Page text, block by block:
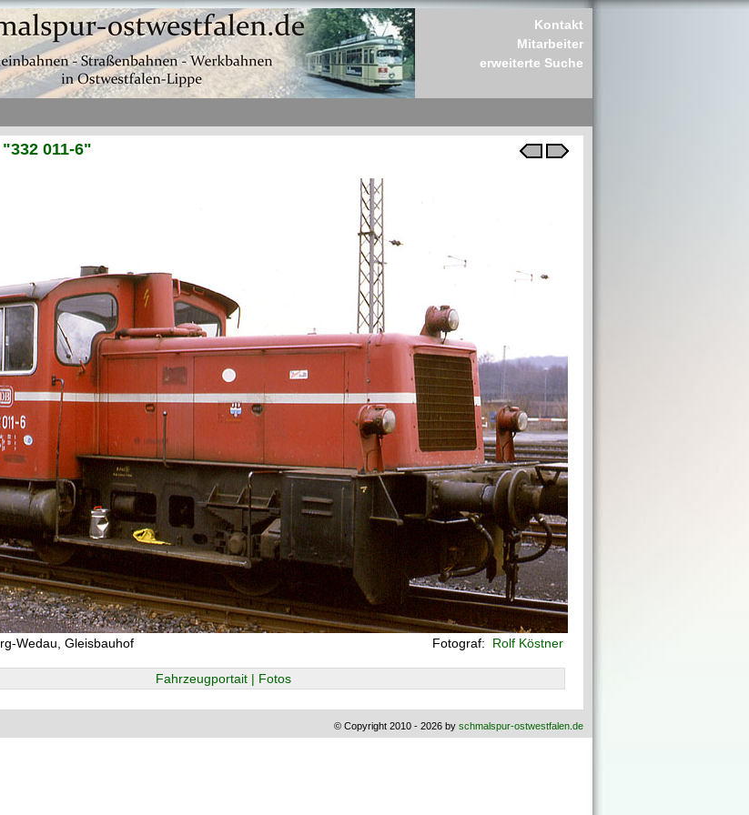
Kontakt
Mitarbeiter
erweiterte Suche
011-6"
Wedau, Gleisbauhof Fotograf: Rolf Köstner
Fahrzeugportait | Fotos
© Copyright 2010 - 2026 by schmalspur-ostwestfalen.de